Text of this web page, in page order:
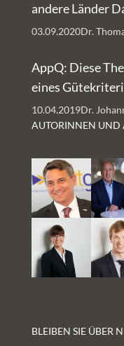
andere Länder
Dr.
03.09.2020
AppQ: Diese
eines
Gesundheits-
Dr.
10.04.2019
AUTORINNEN UND
BLEIBEN SIE ÜBER